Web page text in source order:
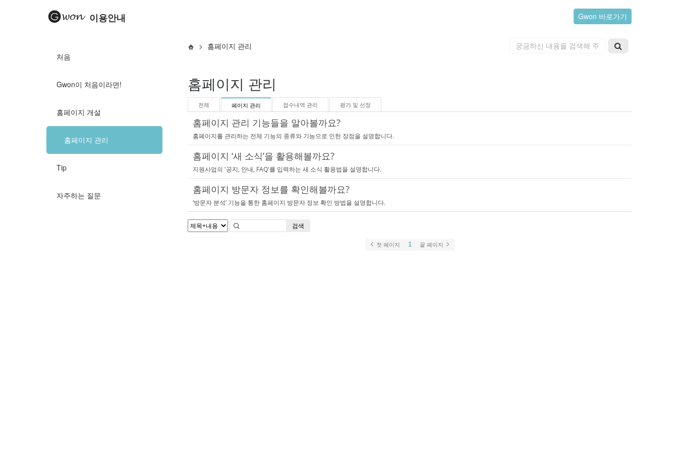
이용안내 Gwon 바로가기
처음
Gwon이 처음이라면!
홈페이지 개설
홈페이지 관리
Tip
자주하는 질문
> 홈페이지 관리
홈페이지 관리
전체 페이지 관리 접수내역 관리 평가 및 선정
홈페이지 관리 기능들을 알아볼까요?
홈페이지를 관리하는 전체 기능의 종류와 기능으로 인한 장점을 설명합니다.
홈페이지 ‘새 소식’을 활용해볼까요?
지원사업의 '공지, 안내, FAQ'를 입력하는 새 소식 활용법을 설명합니다.
홈페이지 방문자 정보를 확인해볼까요?
‘방문자 분석’ 기능을 통한 홈페이지 방문자 정보 확인 방법을 설명합니다.
검색
첫 페이지 1 끝 페이지